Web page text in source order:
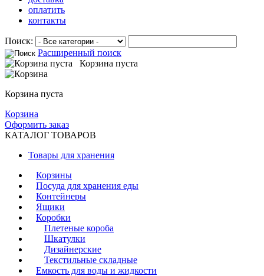
оплатить
контакты
Поиск:
Расширенный поиск
Корзина пуста
Корзина пуста
Корзина
Оформить заказ
КАТАЛОГ ТОВАРОВ
Товары для хранения
Корзины
Посуда для хранения еды
Контейнеры
Ящики
Коробки
Плетеные короба
Шкатулки
Дизайнерские
Текстильные складные
Емкость для воды и жидкости